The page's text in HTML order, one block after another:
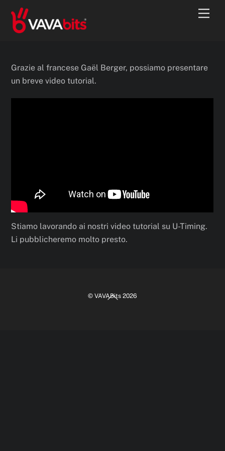
content
Grazie al francese Gaël Berger, possiamo presentare
un breve video tutorial.
Stiamo lavorando ai nostri video tutorial su U-Timing.
Li pubblicheremo molto presto.
Back
© VAVABits 2026